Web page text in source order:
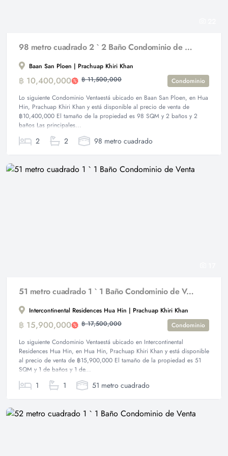
98 metro cuadrado 2 ` 2 Baño Condominio de Venta
Baan San Ploen | Prachuap Khiri Khan
฿ 10,400,000 ฿ 11,500,000
Condominio
Lo siguiente Condominio Ventaestá ubicado en Baan San Ploen, en Hua
Hin, Prachuap Khiri Khan y está disponible al precio de venta de
฿10,400,000 El tamaño de la propiedad es 98 SQM y 2 baños y 2
baños Las principales...
2 2 98 metro cuadrado
51 metro cuadrado 1 ` 1 Baño Condominio de Venta
Intercontinental Residences Hua Hin | Prachuap Khiri Khan
฿ 15,900,000 ฿ 17,500,000
Condominio
Lo siguiente Condominio Ventaestá ubicado en Intercontinental
Residences Hua Hin, en Hua Hin, Prachuap Khiri Khan y está disponible
al precio de venta de ฿15,900,000 El tamaño de la propiedad es 51
SQM y 1 de baños y 1 de...
1 1 51 metro cuadrado